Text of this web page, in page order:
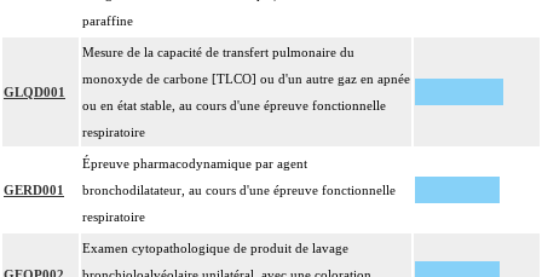
paraffine
GLQD001
Mesure de la capacité de transfert pulmonaire du
monoxyde de carbone [TLCO] ou d'un autre gaz en apnée
ou en état stable, au cours d'une épreuve fonctionnelle
respiratoire
GERD001
Épreuve pharmacodynamique par agent
bronchodilatateur, au cours d'une épreuve fonctionnelle
respiratoire
Examen cytopathologique de produit de lavage